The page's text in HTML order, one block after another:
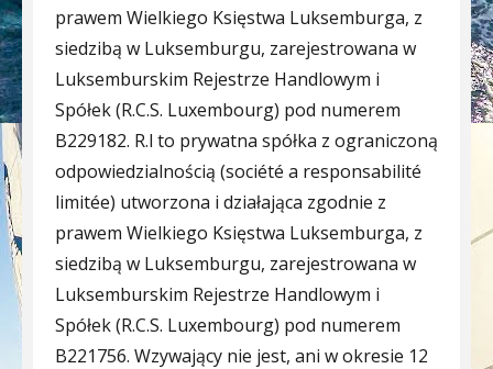
prawem Wielkiego Księstwa Luksemburga, z
siedzibą w Luksemburgu, zarejestrowana w
Luksemburskim Rejestrze Handlowym i
Spółek (R.C.S. Luxembourg) pod numerem
B229182. R.l to prywatna spółka z ograniczoną
odpowiedzialnością (société a responsabilité
limitée) utworzona i działająca zgodnie z
prawem Wielkiego Księstwa Luksemburga, z
siedzibą w Luksemburgu, zarejestrowana w
Luksemburskim Rejestrze Handlowym i
Spółek (R.C.S. Luxembourg) pod numerem
B221756. Wzywający nie jest, ani w okresie 12